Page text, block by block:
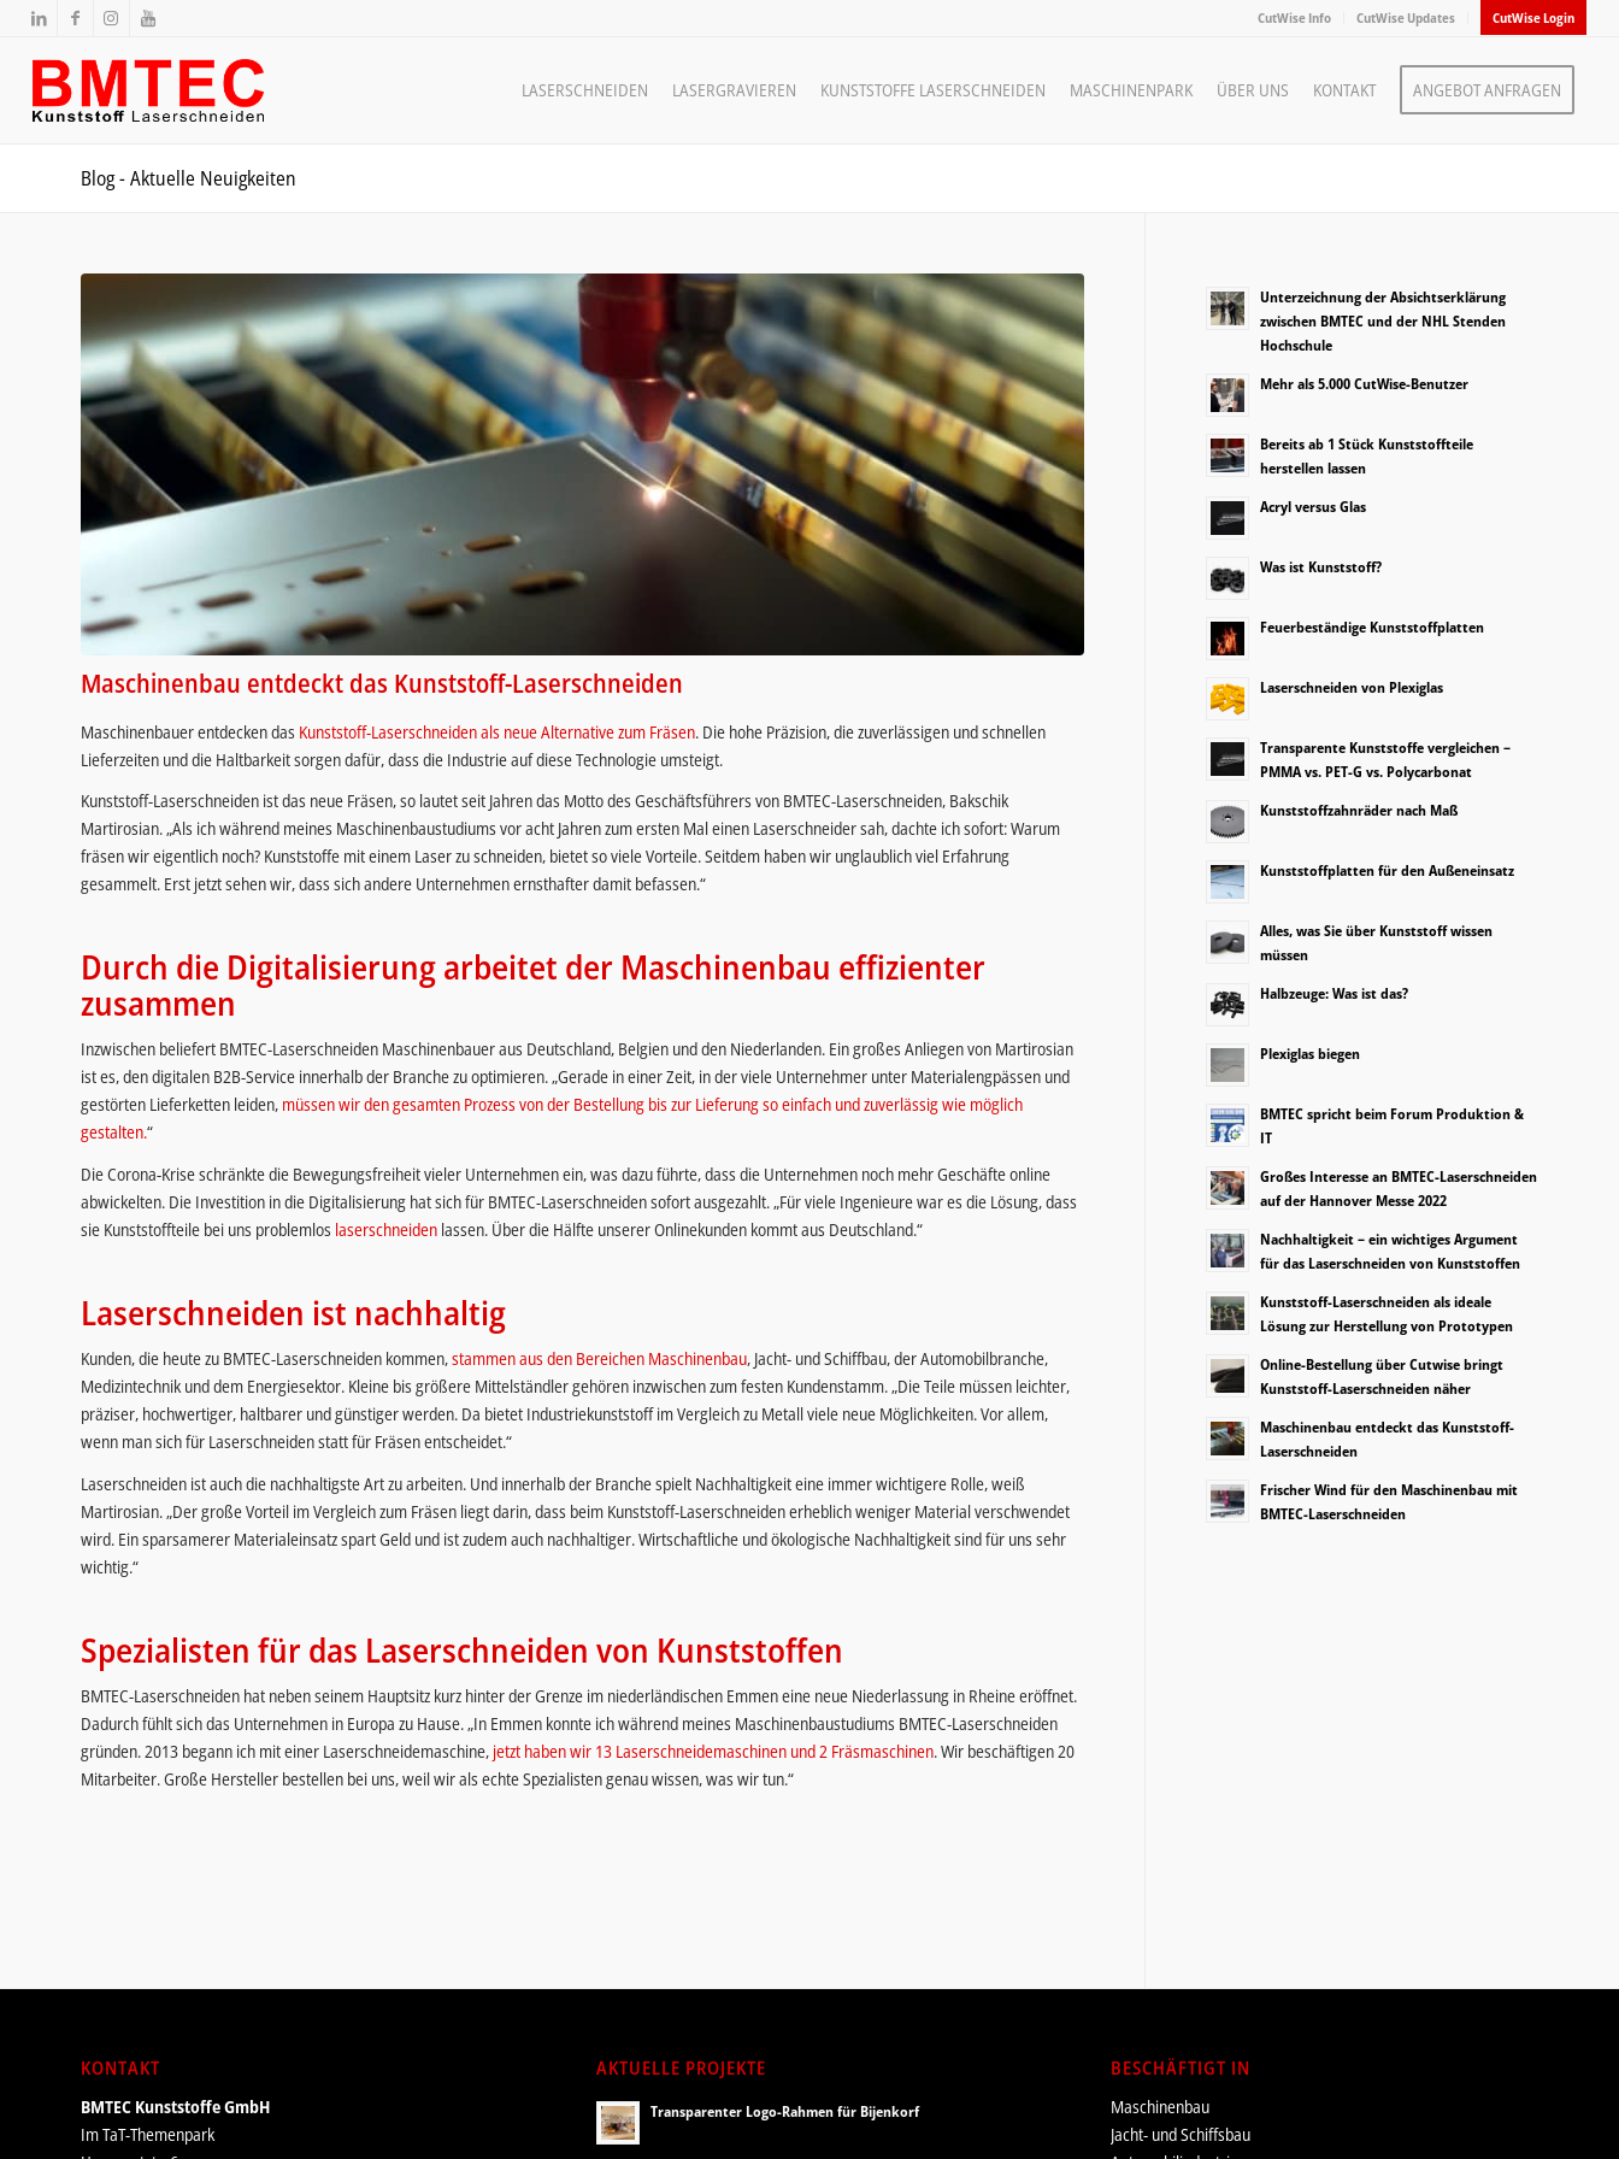
CutWise Info CutWise Updates CutWise Login
LASERSCHNEIDEN LASERGRAVIEREN KUNSTSTOFFE LASERSCHNEIDEN MASCHINENPARK ÜBER UNS KONTAKT ANGEBOT ANFRAGEN
Blog - Aktuelle Neuigkeiten
Maschinenbau entdeckt das Kunststoff-Laserschneiden
Maschinenbauer entdecken das Kunststoff-Laserschneiden als neue Alternative zum Fräsen. Die hohe Präzision, die zuverlässigen und schnellen
Lieferzeiten und die Haltbarkeit sorgen dafür, dass die Industrie auf diese Technologie umsteigt.
Kunststoff-Laserschneiden ist das neue Fräsen, so lautet seit Jahren das Motto des Geschäftsführers von BMTEC-Laserschneiden, Bakschik
Martirosian. „Als ich während meines Maschinenbaustudiums vor acht Jahren zum ersten Mal einen Laserschneider sah, dachte ich sofort: Warum
fräsen wir eigentlich noch? Kunststoffe mit einem Laser zu schneiden, bietet so viele Vorteile. Seitdem haben wir unglaublich viel Erfahrung
gesammelt. Erst jetzt sehen wir, dass sich andere Unternehmen ernsthafter damit befassen.“
Durch die Digitalisierung arbeitet der Maschinenbau effizienter
zusammen
Inzwischen beliefert BMTEC-Laserschneiden Maschinenbauer aus Deutschland, Belgien und den Niederlanden. Ein großes Anliegen von Martirosian
ist es, den digitalen B2B-Service innerhalb der Branche zu optimieren. „Gerade in einer Zeit, in der viele Unternehmer unter Materialengpässen und
gestörten Lieferketten leiden, müssen wir den gesamten Prozess von der Bestellung bis zur Lieferung so einfach und zuverlässig wie möglich
gestalten.“
Die Corona-Krise schränkte die Bewegungsfreiheit vieler Unternehmen ein, was dazu führte, dass die Unternehmen noch mehr Geschäfte online
abwickelten. Die Investition in die Digitalisierung hat sich für BMTEC-Laserschneiden sofort ausgezahlt. „Für viele Ingenieure war es die Lösung, dass
sie Kunststoffteile bei uns problemlos laserschneiden lassen. Über die Hälfte unserer Onlinekunden kommt aus Deutschland.“
Laserschneiden ist nachhaltig
Kunden, die heute zu BMTEC-Laserschneiden kommen,stammen aus den Bereichen Maschinenbau, Jacht- und Schiffbau, der Automobilbranche,
Medizintechnik und dem Energiesektor. Kleine bis größere Mittelständler gehören inzwischen zum festen Kundenstamm. „Die Teile müssen leichter,
präziser, hochwertiger, haltbarer und günstiger werden. Da bietet Industriekunststoff im Vergleich zu Metall viele neue Möglichkeiten. Vor allem,
wenn man sich für Laserschneiden statt für Fräsen entscheidet.“
Laserschneiden ist auch die nachhaltigste Art zu arbeiten. Und innerhalb der Branche spielt Nachhaltigkeit eine immer wichtigere Rolle, weiß
Martirosian. „Der große Vorteil im Vergleich zum Fräsen liegt darin, dass beim Kunststoff-Laserschneiden erheblich weniger Material verschwendet
wird. Ein sparsamerer Materialeinsatz spart Geld und ist zudem auch nachhaltiger. Wirtschaftliche und ökologische Nachhaltigkeit sind für uns sehr
wichtig.“
Spezialisten für das Laserschneiden von Kunststoffen
BMTEC-Laserschneiden hat neben seinem Hauptsitz kurz hinter der Grenze im niederländischen Emmen eine neue Niederlassung in Rheine eröffnet.
Dadurch fühlt sich das Unternehmen in Europa zu Hause. „In Emmen konnte ich während meines Maschinenbaustudiums BMTEC-Laserschneiden
gründen. 2013 begann ich mit einer Laserschneidemaschine, jetzt haben wir 13 Laserschneidemaschinen und 2 Fräsmaschinen. Wir beschäftigen 20
Mitarbeiter. Große Hersteller bestellen bei uns, weil wir als echte Spezialisten genau wissen, was wir tun.“
Unterzeichnung der Absichtserklärung
zwischen BMTEC und der NHL Stenden
Hochschule
Mehr als 5.000 CutWise-Benutzer
Bereits ab 1 Stück Kunststoffteile
herstellen lassen
Acryl versus Glas
Was ist Kunststoff?
Feuerbeständige Kunststoffplatten
Laserschneiden von Plexiglas
Transparente Kunststoffe vergleichen –
PMMA vs. PET-G vs. Polycarbonat
Kunststoffzahnräder nach Maß
Kunststoffplatten für den Außeneinsatz
Alles, was Sie über Kunststoff wissen
müssen
Halbzeuge: Was ist das?
Plexiglas biegen
BMTEC spricht beim Forum Produktion &
IT
Großes Interesse an BMTEC-Laserschneiden
auf der Hannover Messe 2022
Nachhaltigkeit – ein wichtiges Argument
für das Laserschneiden von Kunststoffen
Kunststoff-Laserschneiden als ideale
Lösung zur Herstellung von Prototypen
Online-Bestellung über Cutwise bringt
Kunststoff-Laserschneiden näher
Maschinenbau entdeckt das Kunststoff-
Laserschneiden
Frischer Wind für den Maschinenbau mit
BMTEC-Laserschneiden
KONTAKT
BMTEC Kunststoffe GmbH
Im TaT-Themenpark
AKTUELLE PROJEKTE
Transparenter Logo-Rahmen für Bijenkorf
BESCHÄFTIGT IN
Maschinenbau
Jacht- und Schiffsbau